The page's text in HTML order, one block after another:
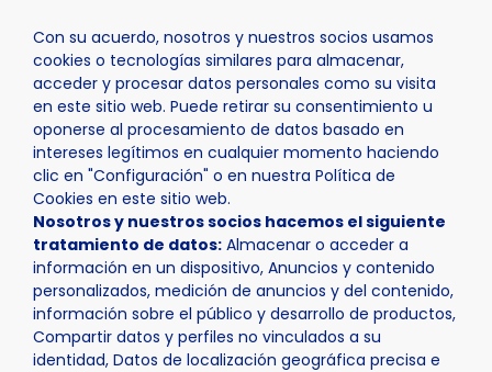
Con su acuerdo, nosotros y nuestros socios usamos
cookies o tecnologías similares para almacenar,
acceder y procesar datos personales como su visita
en este sitio web. Puede retirar su consentimiento u
oponerse al procesamiento de datos basado en
intereses legítimos en cualquier momento haciendo
clic en "Configuración" o en nuestra Política de
Cookies en este sitio web.
Nosotros y nuestros socios hacemos el siguiente
tratamiento de datos: Almacenar o acceder a
información en un dispositivo, Anuncios y contenido
personalizados, medición de anuncios y del contenido,
información sobre el público y desarrollo de productos,
Compartir datos y perfiles no vinculados a su
identidad, Datos de localización geográfica precisa e
Inicio La Nucía